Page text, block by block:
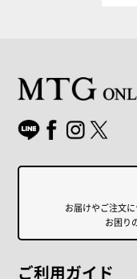
お届けやご注文
お困り
ご利用ガイド